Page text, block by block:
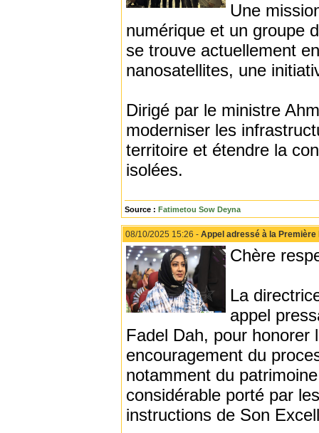
Une
numérique et un groupe
se trouve actuellement
nanosatellites, une
Dirigé par le ministre
moderniser les
territoire et étendre la
isolées.
Source : Fatimetou Sow Deyna
08/10/2025 15:26 - Appel adressé à la Première
Chère
La
appel
Fadel Dah, pour honorer
encouragement du
notamment du
considérable porté par
instructions de Son